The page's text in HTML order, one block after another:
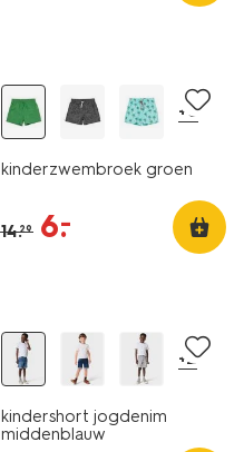
+6
kinderzwembroek groen
14.29 6.
–
+2
kindershort jogdenim
middenblauw